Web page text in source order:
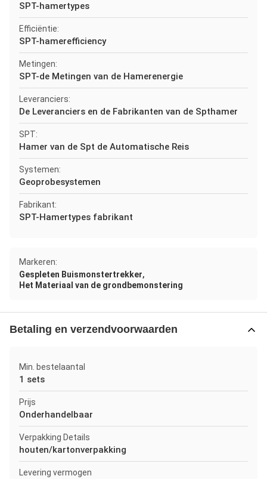
SPT-hamertypes
Efficiëntie:
SPT-hamerefficiency
Metingen:
SPT-de Metingen van de Hamerenergie
Leveranciers:
De Leveranciers en de Fabrikanten van de Spthamer
SPT:
Hamer van de Spt de Automatische Reis
Systemen:
Geoprobesystemen
Fabrikant:
SPT-Hamertypes fabrikant
Markeren:
Gespleten Buismonstertrekker,
Het Materiaal van de grondbemonstering
Betaling en verzendvoorwaarden
Min. bestelaantal
1 sets
Prijs
Onderhandelbaar
Verpakking Details
houten/kartonverpakking
Levering vermogen